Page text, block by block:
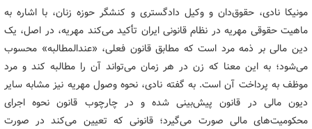
مونیکا نادی، حقوق‌دان و وکیل دادگستری و کنشگر حوزه زنان، با اشاره به
ماهیت حقوقی مهریه در نظام قانونی ایران تأکید می‌کند مهریه، در اصل، یک
دین مالی بر ذمه مرد است که مطابق قانون فعلی، «عندالمطالبه» محسوب
می‌شود؛ به این معنا که زن در هر زمان می‌تواند آن را مطالبه کند و مرد
موظف به پرداخت آن است. به گفته نادی، نحوه وصول مهریه نیز مشابه سایر
دیون مالی در قانون پیش‌بینی شده و در چارچوب قانون نحوه اجرای
محکومیت‌های مالی صورت می‌گیرد؛ قانونی که تعیین می‌کند در صورت